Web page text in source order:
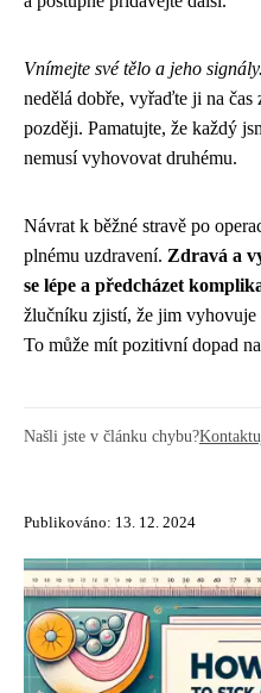
Vnímejte své tělo a jeho signály.
nedělá dobře, vyřaďte ji na
později. Pamatujte, že každý
nemusí vyhovovat druhému.
Návrat k běžné stravě po
plnému uzdravení. Zdravá a
se lépe a předcházet
žlučníku zjistí, že jim vyhovuje
To může mít pozitivní dopad
Našli jste v článku chybu?
Publikováno: 13. 12. 2024